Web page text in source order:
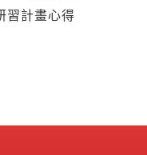
習計畫心得